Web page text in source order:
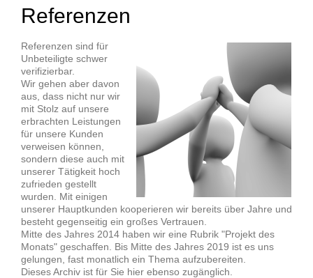
Referenzen
Referenzen sind für
Unbeteiligte schwer
verifizierbar.
Wir gehen aber davon
aus, dass nicht nur wir
mit Stolz auf unsere
erbrachten Leistungen
für unsere Kunden
verweisen können,
sondern diese auch mit
unserer Tätigkeit hoch
zufrieden gestellt
wurden. Mit einigen
unserer Hauptkunden kooperieren wir bereits über Jahre und
besteht gegenseitig ein großes Vertrauen.
Mitte des Jahres 2014 haben wir eine Rubrik "Projekt des
Monats" geschaffen. Bis Mitte des Jahres 2019 ist es uns
gelungen, fast monatlich ein Thema aufzubereiten.
Dieses Archiv ist für Sie hier ebenso zugänglich.